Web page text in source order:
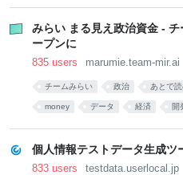
みらい まる見え政治資金 -
ープンに
835 users marumie.team-mir.ai
チームみらい 政治 あとで
money データ 経済 開
個人情報テストデータ生成ツ
833 users testdata.userlocal.jp